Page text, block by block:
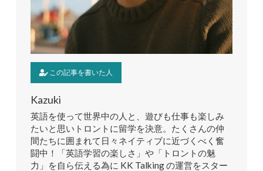
この記事を書いた人
Kazuki
英語を使って世界中の人と、遊びも仕事も楽しみ
たいと思いトロントに留学を決意。たくさんの仲
間たちに囲まれて日々ネイティブに近づくべく奮
闘中！「英語学習の楽しさ」や「トロントの魅
力」を自ら伝える為に KK Talking の運営をスター